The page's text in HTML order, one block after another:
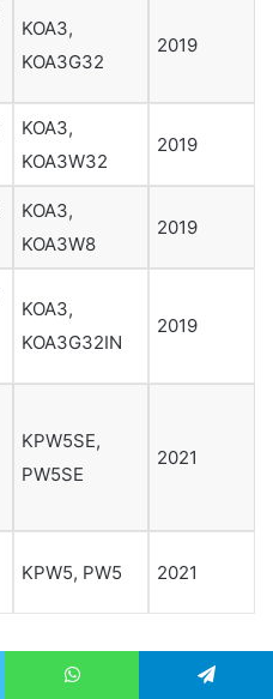
KOA3,
KOA3G32
2019
KOA3,
KOA3W32
2019
KOA3,
KOA3W8
2019
KOA3,
KOA3G32IN
2019
KPW5SE,
PW5SE
2021
KPW5, PW5 2021